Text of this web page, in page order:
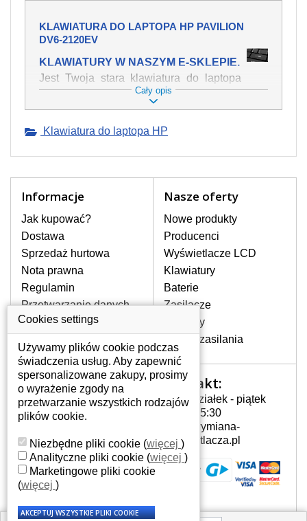
KLAWIATURA DO LAPTOPA HP PAVILION
DV6-2120EV
KLAWIATURY W NASZYM E-SKLEPIE.
Jest Twoja stara klawiatura do laptopa
HP Pavilion dv6-2120ev mechanicznie
uszkodzona, polałeś ją płynem, który
swojej pozycji? Kup nową klawiaturę,
Oferujemy oryginalne klawiatury w
stronie internetowej ją znajdziesz za
pomocy wyszukiwarki. Wystarczy znać
model laptopa. Przy każdej klawiaturze
nie może brakować szczególowe zdjęcie
do aktualnego stanu naszego magazynu.
W JAKI SPOSÓB MOŻE SIĘ
PRZEJAWIAĆ USTERKA
Częstymi objawami są pomijanie liter
czy wyświetlanie innych liter oraz
dublowanie tych samych znaków. W
przypadku podlicia klawisze nie
powrócą do pierwotnej pozycji. Albo
też uszkodzenie mechaniczne, np.
JAK TO DZIAŁA?
Klawiatura składa się z kilku
warstw folii, z których przewodzą
przewodzące warstwy.
Cały opis
Klawiatura do laptopa HP
Informacje
Jak kupować?
Dostawa
Sprzedaż hurtowa
Nota prawna
Regulamin
Przetwarzanie danych
osobowych
Gdzie nas znajdziesz
Nasze oferty
Nowe produkty
Producenci
Wyświetlacze LCD
Klawiatury
Baterie
Zasilacze
Zawiasy
Złącza zasilania
Twoje konto
Twoje konto
Dane osobowe
Adresy
Historia zamówień
Kontakt:
Poniedziałek - piątek
7:00 - 15:30
info@wymiana-
wyswietlacza.pl
Cookies settings
Używamy plików cookie podczas
świadczenia usług. Aby zapewnić
spersonalizowane zakupy, prosimy
o wyrażenie zgody na
przetwarzanie wszystkich rodzajów
plików cookie.
Niezbędne pliki cookie (więcej )
Analityczne pliki cookie (więcej )
Marketingowe pliki cookie
(więcej )